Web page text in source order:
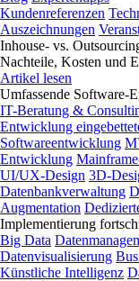
Kundenreferenzen
Auszeichnungen
Inhouse- vs.
Nachteile, Kosten und
Artikel lesen
Umfassende Software-
IT-Beratung &
Entwicklung
Softwareentwicklung
Entwicklung
UI/UX-Design 3D-
Datenbankverwaltung
Augmentation
Implementierung
Big Data
Datenvisualisierung
Künstliche Intelligenz